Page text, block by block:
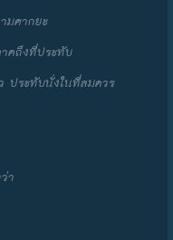
มศากยะ
าคถึงที่ประทับ
ประทับนั่งในที่สมควร
า